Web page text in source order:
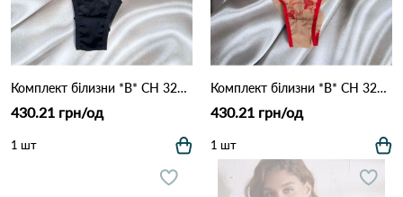
Комплект білизни *B* CH 325 Чорний
430.21 грн/од
1 шт
Комплект білизни *B* CH 325 Червоний
430.21 грн/од
1 шт